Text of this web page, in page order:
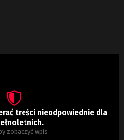
treści nieodpowiednie dla
zobaczyć wpis